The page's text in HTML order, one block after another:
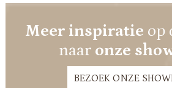
Meer inspiratie op
naar onze
BEZOEK ONZE